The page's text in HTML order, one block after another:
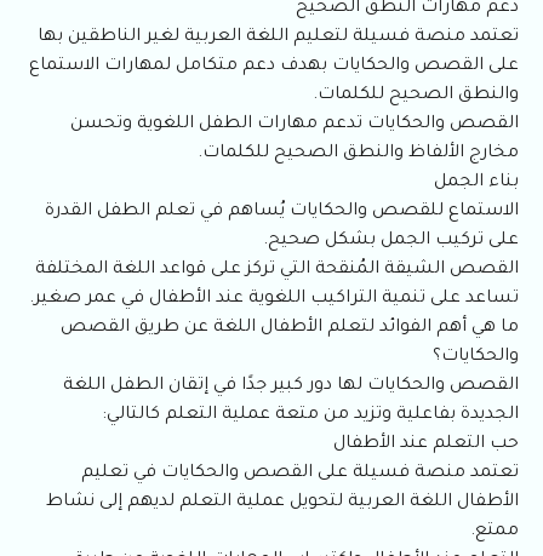
دعم مهارات النطق الصحيح
تعتمد منصة فسيلة لتعليم اللغة العربية لغير الناطقين بها
على القصص والحكايات بهدف دعم متكامل لمهارات الاستماع
والنطق الصحيح للكلمات.
القصص والحكايات تدعم مهارات الطفل اللغوية وتحسن
مخارج الألفاظ والنطق الصحيح للكلمات.
بناء الجمل
الاستماع للقصص والحكايات يُساهم في تعلم الطفل القدرة
على تركيب الجمل بشكل صحيح.
القصص الشيقة المُنقحة التي تركز على قواعد اللغة المختلفة
تساعد على تنمية التراكيب اللغوية عند الأطفال في عمر صغير.
ما هي أهم الفوائد لتعلم الأطفال اللغة عن طريق القصص
والحكايات؟
القصص والحكايات لها دور كبير جدًا في إتقان الطفل اللغة
الجديدة بفاعلية وتزيد من متعة عملية التعلم كالتالي:
حب التعلم عند الأطفال
تعتمد منصة فسيلة على القصص والحكايات في تعليم
الأطفال اللغة العربية لتحويل عملية التعلم لديهم إلى نشاط
ممتع.